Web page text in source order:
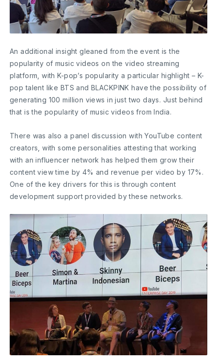
An additional insight gleaned from the event is the
popularity of music videos on the video streaming
platform, with K-pop’s popularity a particular highlight – K-
pop talent like BTS and BLACKPINK have the possibility of
generating 100 million views in just two days. Just behind
that is the popularity of music videos from India.
There was also a panel discussion with YouTube content
creators, with some personalities attesting that working
with an influencer network has helped them grow their
content view time by 4% and revenue per video by 17%.
One of the key drivers for this is through content
development support provided by these networks.